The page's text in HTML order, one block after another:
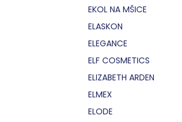
EKOL NA MŠICE
ELASKON
ELEGANCE
ELF COSMETICS
ELIZABETH ARDEN
ELMEX
ELODE